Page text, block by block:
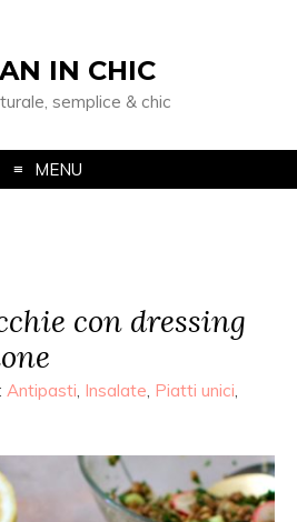
IN CHIC
semplice & chic
MENU
con dressing
Antipasti, Insalate, Piatti unici,